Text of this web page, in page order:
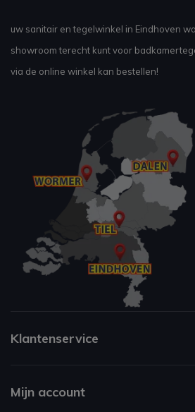
uw sanitair en tegelwinkel in Eindhoven
showroom terecht kunt voor
via de online winkel kan bestellen!
Klantenservice
Mijn account